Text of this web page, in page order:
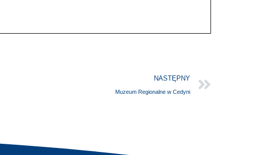
NASTĘPNY
Muzeum Regionalne w Cedyni